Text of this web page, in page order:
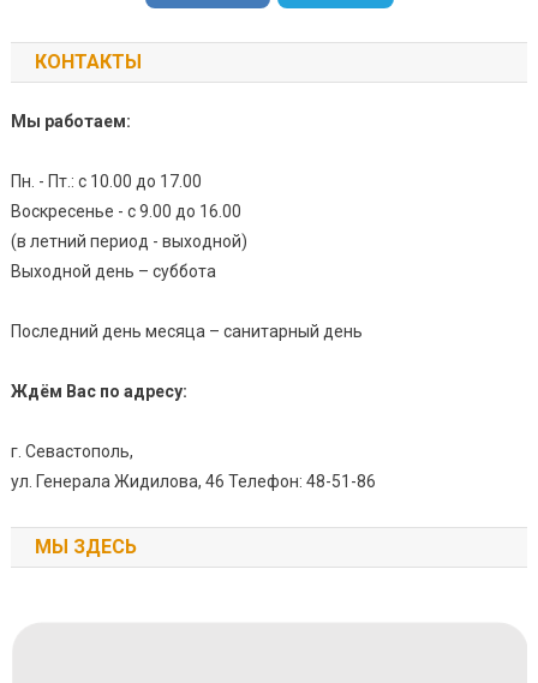
КОНТАКТЫ
Мы работаем:
Пн. - Пт.: с 10.00 до 17.00
Воскресенье - с 9.00 до 16.00
(в летний период - выходной)
Выходной день – суббота
Последний день месяца – санитарный день
Ждём Вас по адресу:
г. Севастополь,
ул. Генерала Жидилова, 46 Телефон: 48-51-86
МЫ ЗДЕСЬ